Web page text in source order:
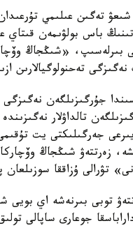
باس بولۋىمەن قىتاي
بىرلەسىپ، «شىڭجاڭ
تەحنولوگيالارىن
جۇرگىزىلگەن
تالداۋلار
بايىرعى جەرگىلىكتى يت
زەرتتەۋ شىڭجاڭ
تۋرالى ۇزاققا سوزىلعان
توبى بىرنەشە اي